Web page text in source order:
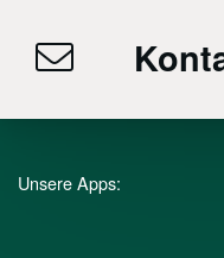
Unsere Apps: